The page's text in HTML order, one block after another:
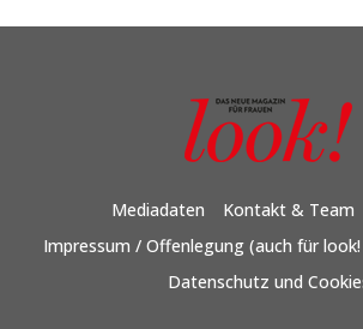
Mediadaten Kontakt & Team
Impressum / Offenlegung (auch für
Datenschutz und